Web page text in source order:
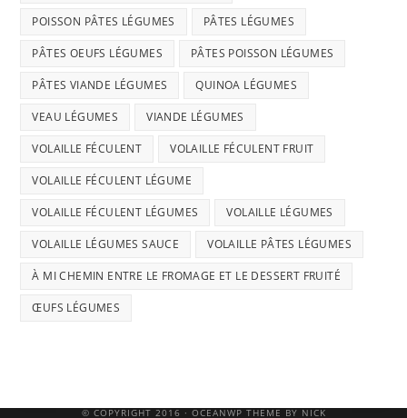
POISSON PÂTES LÉGUMES PÂTES LÉGUMES
PÂTES OEUFS LÉGUMES PÂTES POISSON LÉGUMES
PÂTES VIANDE LÉGUMES QUINOA LÉGUMES
VEAU LÉGUMES VIANDE LÉGUMES
VOLAILLE FÉCULENT VOLAILLE FÉCULENT FRUIT
VOLAILLE FÉCULENT LÉGUME
VOLAILLE FÉCULENT LÉGUMES VOLAILLE LÉGUMES
VOLAILLE LÉGUMES SAUCE VOLAILLE PÂTES LÉGUMES
À MI CHEMIN ENTRE LE FROMAGE ET LE DESSERT FRUITÉ
ŒUFS LÉGUMES
© COPYRIGHT 2016 · OCEANWP THEME BY NICK